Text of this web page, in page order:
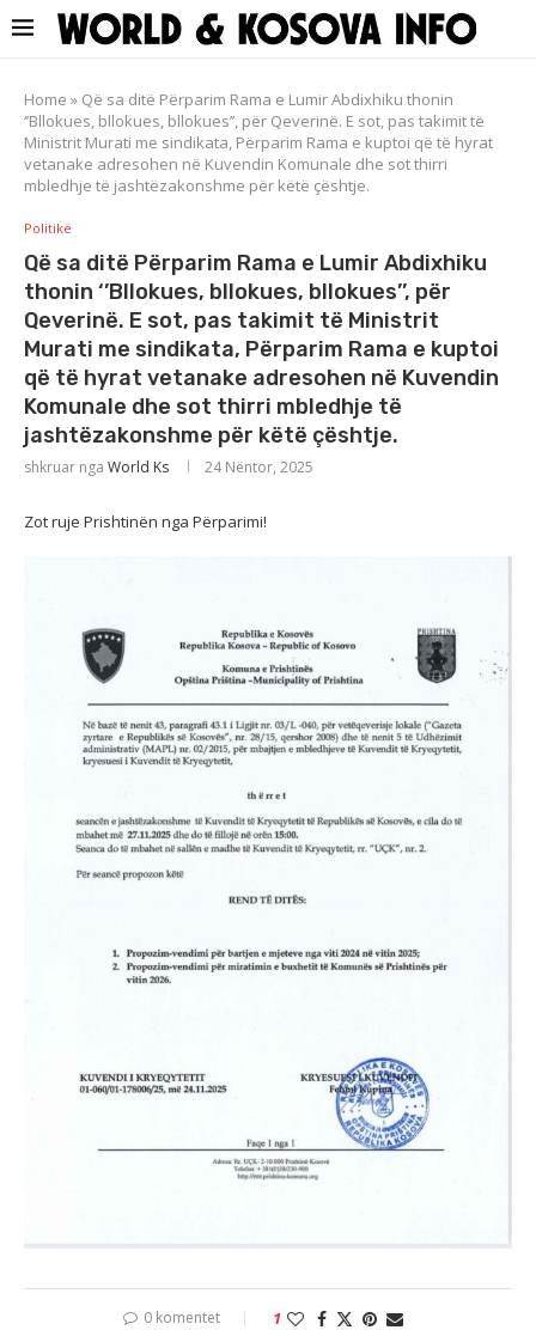
Home » Që sa ditë Përparim Rama e Lumir Abdixhiku thonin
‘’Bllokues, bllokues, bllokues’’, për Qeverinë. E sot, pas takimit të
Ministrit Murati me sindikata, Përparim Rama e kuptoi që të hyrat
vetanake adresohen në Kuvendin Komunale dhe sot thirri
mbledhje të jashtëzakonshme për këtë çështje.
Politikë
Që sa ditë Përparim Rama e Lumir Abdixhiku
thonin ‘’Bllokues, bllokues, bllokues’’, për
Qeverinë. E sot, pas takimit të Ministrit
Murati me sindikata, Përparim Rama e kuptoi
që të hyrat vetanake adresohen në Kuvendin
Komunale dhe sot thirri mbledhje të
jashtëzakonshme për këtë çështje.
shkruar nga World Ks 24 Nëntor, 2025
Zot ruje Prishtinën nga Përparimi!
0 komentet 1